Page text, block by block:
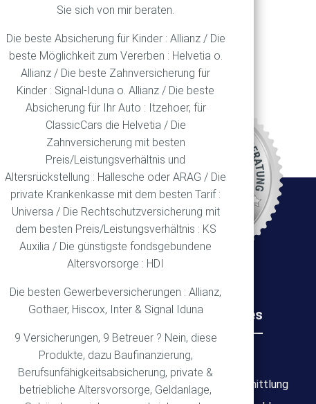
Sie sich von mir beraten.
Die beste Absicherung für Kinder : Allianz / Die
beste Möglichkeit zum Vererben : Helvetia o.
Allianz / Die beste Zahnversicherung für
Kinder : Signal-Iduna o. Allianz / Die beste
Absicherung für Ihr Auto : Itzehoer, für
ClassicCars die Helvetia / Die
Zahnversicherung mit besten
Preis/Leistungsverhältnis und
Altersrückstellung : Hallesche oder ARAG / Die
private Krankenkasse mit dem besten Tarif :
Universa / Die Rechtschutzversicherung mit
dem besten Preis/Leistungsverhältnis : KS
Auxilia / Die günstigste fondsgebundene
Altersvorsorge : HDI
Die besten Gewerbeversicherungen : Allianz,
Gothaer, Hiscox, Inter & Signal Iduna
9 Versicherungen, 9 Betreuer ? Nein, diese
Produkte, dazu Baufinanzierung,
Berufsunfähigkeitsabsicherung, private &
betriebliche Altersvorsorge, Geldanlage,
Ort
Rechtliches
Impressum
Datenschutz
Wichtiges
Bedarfsermittlung